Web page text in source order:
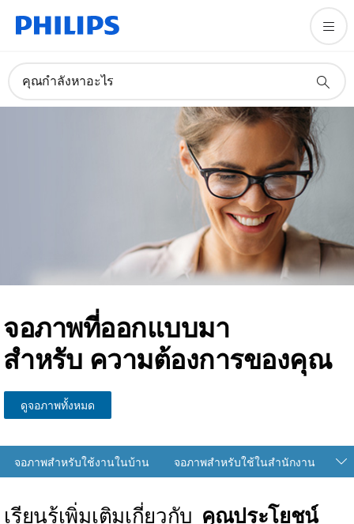
คุณกำลังหาอะไร
จอภาพที่ออกแบบมา
สำหรับ ความต้องการของคุณ
ดูจอภาพทั้งหมด
จอภาพสำหรับใช้งานในบ้าน จอภาพสำหรับใช้ในสำนักงาน
เรียนรู้เพิ่มเติมเกี่ยวกับ คุณประโยชน์